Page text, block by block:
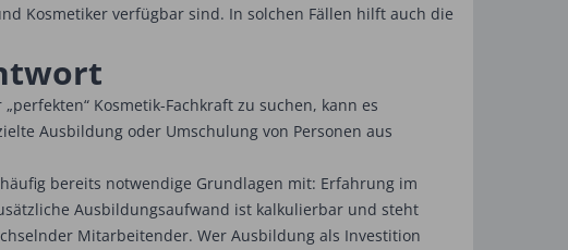
Kosmetiker verfügbar sind. In solchen Fällen hilft auch die
Kosmetik-Fachkraft zu suchen, kann es
Ausbildung oder Umschulung von Personen aus
bereits notwendige Grundlagen mit: Erfahrung im
Ausbildungsaufwand ist kalkulierbar und steht
Mitarbeitender. Wer Ausbildung als Investition